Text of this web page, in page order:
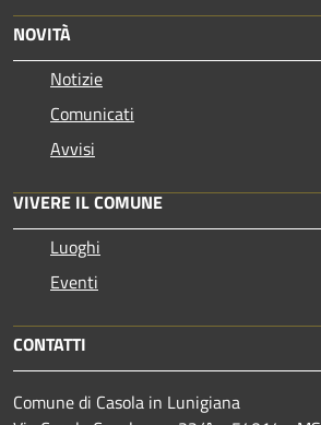
NOVITÀ
Notizie
Comunicati
Avvisi
VIVERE IL COMUNE
Luoghi
Eventi
CONTATTI
Comune di Casola in Lunigiana